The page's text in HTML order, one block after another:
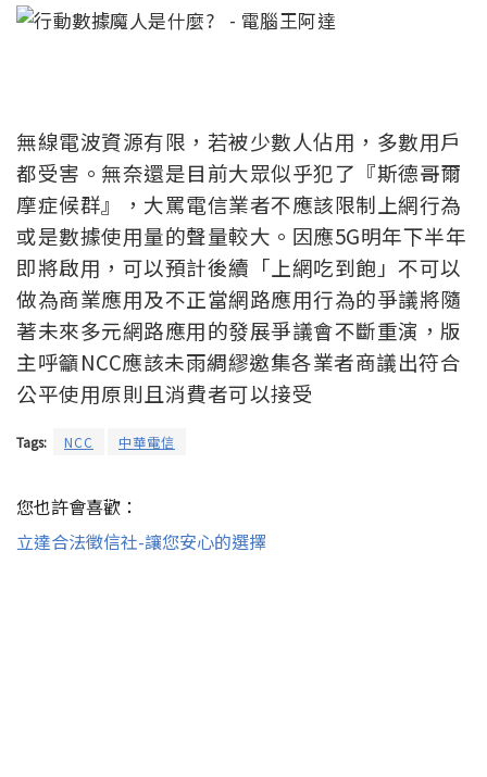
無線電波資源有限，若被少數人佔用，多數用戶
都受害。無奈還是目前大眾似乎犯了『斯德哥爾
摩症候群』，大罵電信業者不應該限制上網行為
或是數據使用量的聲量較大。因應5G明年下半年
即將啟用，可以預計後續「上網吃到飽」不可以
做為商業應用及不正當網路應用行為的爭議將隨
著未來多元網路應用的發展爭議會不斷重演，版
主呼籲NCC應該未雨綢繆邀集各業者商議出符合
公平使用原則且消費者可以接受
Tags: NCC 中華電信
您也許會喜歡：
立達合法徵信社-讓您安心的選擇